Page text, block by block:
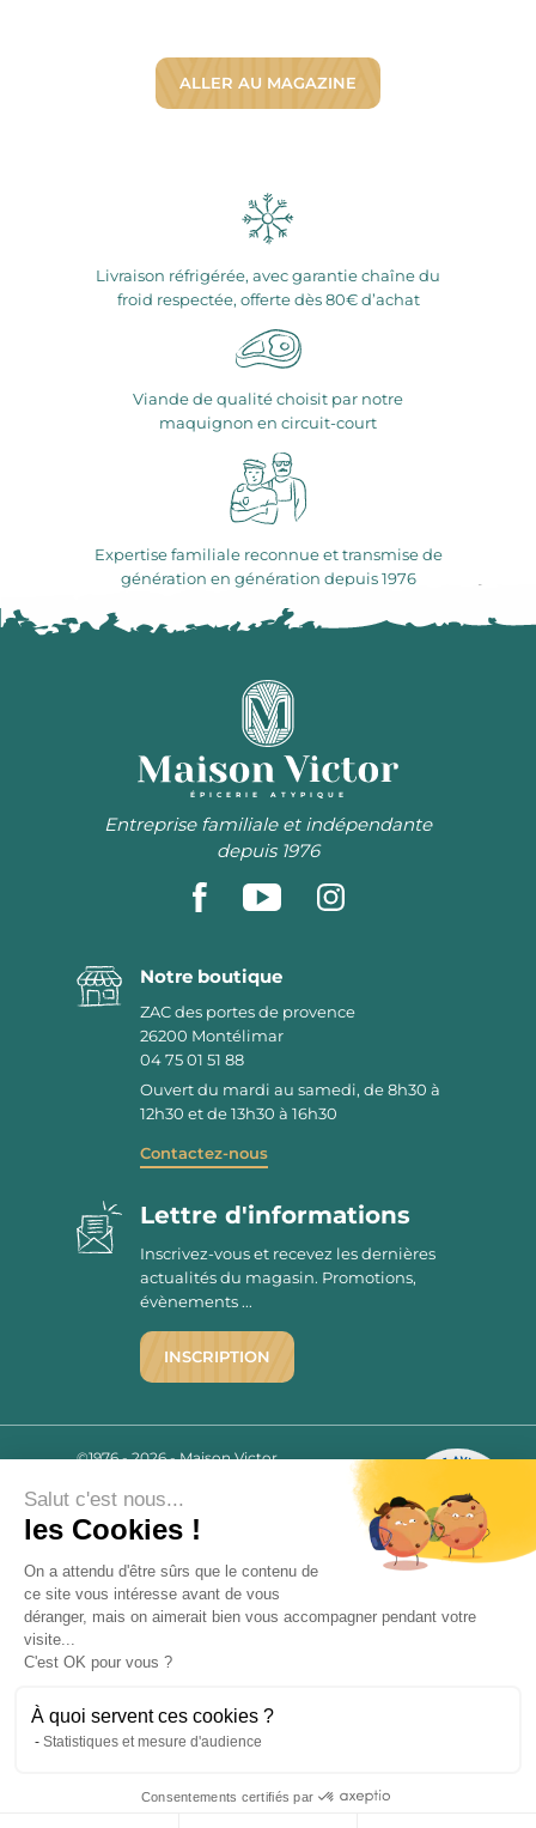
ALLER AU MAGAZINE
Livraison réfrigérée, avec garantie chaîne du
froid respectée, offerte dès 80€ d’achat
Viande de qualité choisit par notre
maquignon en circuit-court
Expertise familiale reconnue et transmise de
génération en génération depuis 1976
ÉPICERIE ATYPIQUE
Entreprise familiale et indépendante
depuis 1976
Notre boutique
ZAC des portes de provence
26200 Montélimar
04 75 01 51 88
Ouvert du mardi au samedi, de 8h30 à
12h30 et de 13h30 à 16h30
Contactez-nous
2779 AVIS
9.7/10
Lettre d'informations
Inscrivez-vous et recevez les dernières
actualités du magasin. Promotions,
évènements ...
INSCRIPTION
©1976 - 2026 - Maison Victor
Mentions légales
C.G.V.
Politique de confidentialité
FAQ
Livraisons
« L’abus d’alcool est dangereux pour la santé, à consommer avec
modération. La vente d’alcool est strictement interdite aux mineurs.
Salut c'est nous...
les Cookies !
On a attendu d'être sûrs que le contenu de
ce site vous intéresse avant de vous
déranger, mais on aimerait bien vous accompagner pendant votre
visite...
C'est OK pour vous ?
À quoi servent ces cookies ?
Statistiques et mesure d'audience
Consentements certifiés par